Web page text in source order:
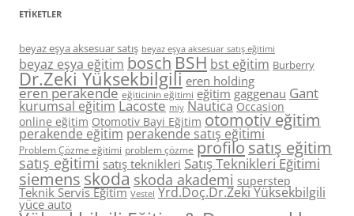
ETIKETLER
beyaz eşya aksesuar satış beyaz eşya aksesuar satış eğitimi
beyaz eşya eğitim boschBSH bst eğitim Burberry
Dr.Zeki Yüksekbilgili eren holding
eren perakende eğiticinin eğitimi eğitim gaggenau Gant
kurumsal eğitim Lacoste miy Nautica Occasion
online eğitim Otomotiv Bayi Eğitim otomotiv eğitim
perakende eğitim perakende satış eğitimi
Problem Çözme eğitimi problem çözme profilo satış eğitim
satış eğitimi satış teknikleri Satış Teknikleri Eğitimi
siemens skoda skoda akademi superstep
Teknik Servis Eğitim Vestel Yrd.Doç.Dr.Zeki Yüksekbilgili
yüce auto